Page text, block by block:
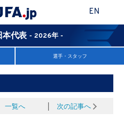
EN
本代表 - 2026年 -
選手・スタッフ
一覧へ 次の記事へ